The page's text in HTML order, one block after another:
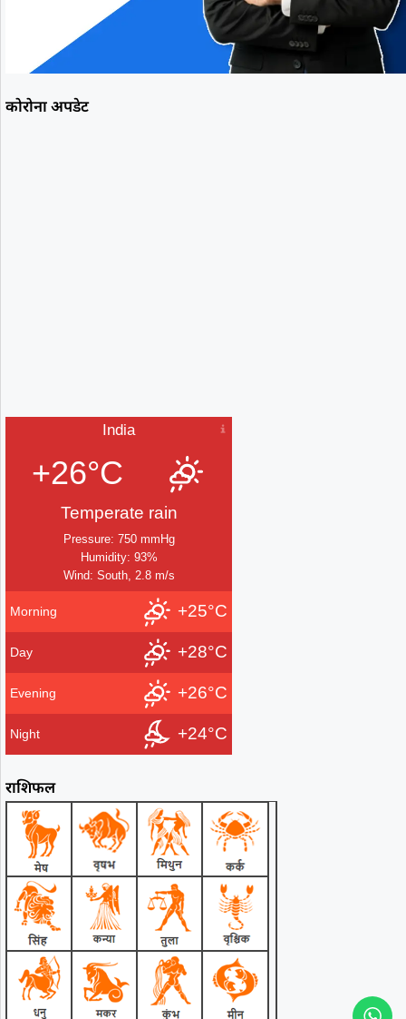
कोरोना अपडेट
India
+26°C
Temperate rain
Pressure: 750 mmHg
Humidity: 93%
Wind: South, 2.8 m/s
Morning +25°C
Day +28°C
Evening +26°C
Night +24°C
राशिफल